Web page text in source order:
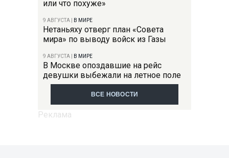
или что похуже»
9 АВГУСТА В МИРЕ
Нетаньяху отверг план «Совета
мира» по выводу войск из Газы
9 АВГУСТА В МИРЕ
В Москве опоздавшие на рейс
девушки выбежали на летное поле
ВСЕ НОВОСТИ